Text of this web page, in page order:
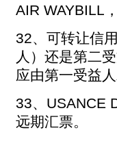
AIR WAYBILL
32、可转让信
人）还是第二
应由第一受益
33、USANCE
远期汇票。